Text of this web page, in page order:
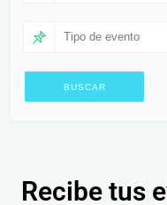
Tipo de evento
Recibe tus